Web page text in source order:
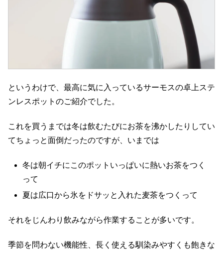
というわけで、最高に気に入っているサーモスの卓上ステ
ンレスポットのご紹介でした。
これを買うまでは冬は飲むたびにお茶を沸かしたりしてい
てちょっと面倒だったのですが、いまでは
冬は朝イチにこのポットいっぱいに熱いお茶をつく
って
夏は広口から氷をドサッと入れた麦茶をつくって
それをじんわり飲みながら作業することが多いです。
季節を問わない機能性、長く使える馴染みやすくも飽きな